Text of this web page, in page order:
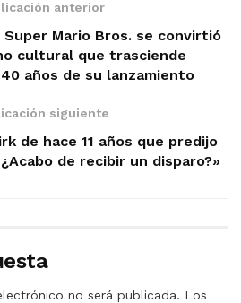
anterior
Super Mario Bros. se convirtió
cultural que trasciende
años de su lanzamiento
siguiente
de hace 11 años que predijo
de recibir un disparo?»
no será publicada. Los